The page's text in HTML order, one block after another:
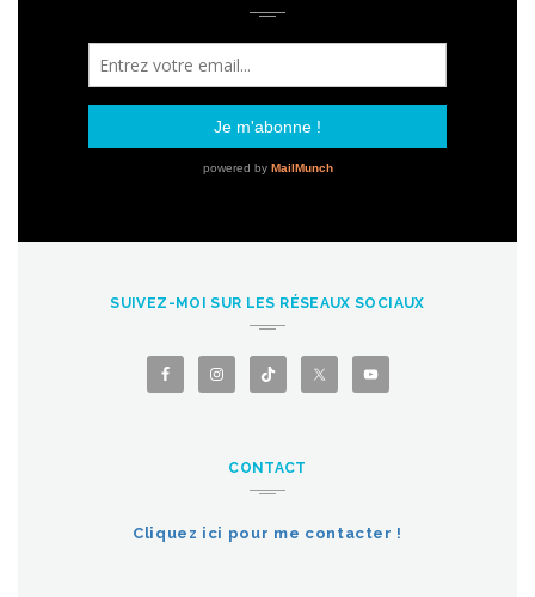
SUIVEZ-MOI SUR LES RÉSEAUX SOCIAUX
CONTACT
Cliquez ici pour me contacter !